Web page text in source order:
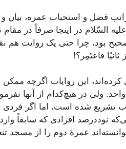
فضل و استحباب عمره، بیان و
السّلام در اینجا صرفاً در
بود، چرا حتی یک روایت هم
فاعتَمِر؟!
کرده‌اند، این روایات اگر‌چه
ولی در هیچ‌کدام از آنها
تشریع شده است، اما اگر فردی
نوددرصد افرادی که سابقاً
عمرۀ دوم را از مسجد